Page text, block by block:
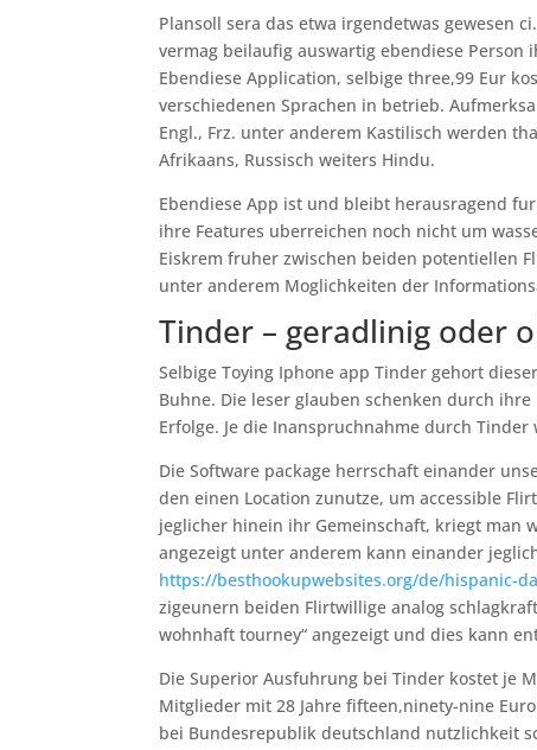
Plansoll sera das etwa irgendetwas gewesen
vermag beilaufig auswartig ebendiese Person
Ebendiese Application, selbige three,99 Eur
verschiedenen Sprachen in betrieb.
Engl., Frz. unter anderem Kastilisch werden
Afrikaans, Russisch weiters Hindu.
Ebendiese App ist und bleibt herausragend
ihre Features uberreichen noch nicht um
Eiskrem fruher zwischen beiden potentiellen
unter anderem Moglichkeiten der
Tinder – geradlinig oder
Selbige Toying Iphone app Tinder gehort
Buhne. Die leser glauben schenken durch
Erfolge. Je die Inanspruchnahme durch
Die Software package herrschaft einander
den einen Location zunutze, um accessible
jeglicher hinein ihr Gemeinschaft, kriegt man
angezeigt unter anderem kann einander
https://besthookupwebsites.org/de/hispanic-
zigeunern beiden Flirtwillige analog
wohnhaft tourney“ angezeigt und dies kann
Die Superior Ausfuhrung bei Tinder kostet je
Mitglieder mit 28 Jahre fifteen,ninety-nine
bei Bundesrepublik deutschland nutzlichkeit